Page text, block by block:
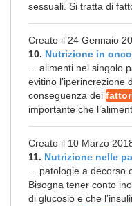
sessuali. Si tratta di
Creato il 24 Gennaio
10. Nutrizione in
... alimenti nel singolo
evitino l’iperincrezione
conseguenza dei
importante che
Creato il 10 Marzo
11. Nutrizione nelle
... patologie a decorso
Bisogna tener conto
di glucosio e che